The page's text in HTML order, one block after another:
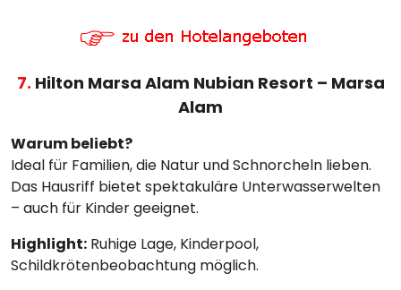
7. Hilton Marsa Alam Nubian Resort – Marsa
Alam
Warum beliebt?
Ideal für Familien, die Natur und Schnorcheln lieben.
Das Hausriff bietet spektakuläre Unterwasserwelten
– auch für Kinder geeignet.
Highlight: Ruhige Lage, Kinderpool,
Schildkrötenbeobachtung möglich.